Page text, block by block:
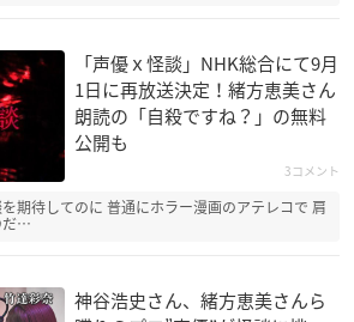
彩雲国物語 第2シリ
紅秀麗
CLAYMORE
クレア
「声優ｘ怪談」NHK総合にて9月
1日に再放送決定！緒方恵美さん
朗読の「自殺ですね？」の無料
公開も
3コメント
期待してのに 普通にホラー漫画のアテレコで 肩
だ…
神谷浩史さん、緒方恵美さんら